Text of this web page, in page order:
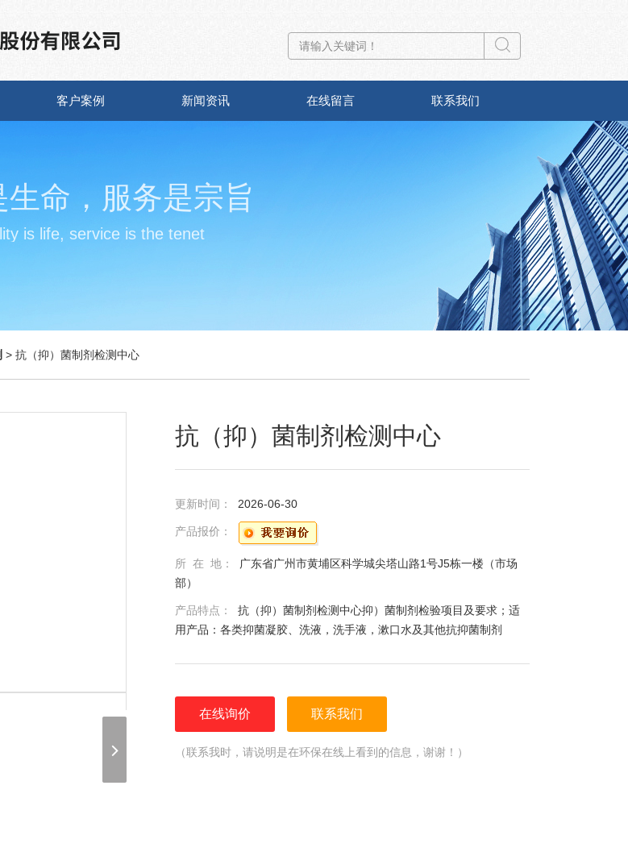
客户案例 新闻资讯 在线留言 联系我们
生命，服务是宗旨
is life, service is the tenet
> 抗（抑）菌制剂检测中心
抗（抑）菌制剂检测中心
更新时间： 2026-06-30
产品报价：
所 在 地：
广东省广州市黄埔区科学城尖塔山路1号J5栋一楼（市场
部）
产品特点： 抗（抑）菌制剂检测中心抑）菌制剂检验项目及要求；适
用产品：各类抑菌凝胶、洗液，洗手液，漱口水及其他抗抑菌制剂
在线询价 联系我们
（联系我时，请说明是在环保在线上看到的信息，谢谢！）